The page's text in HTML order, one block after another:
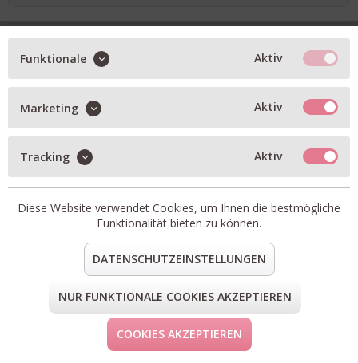
BESCHREIBUNG
Spitzen-Longsleeve in bramble berry
Rundhalsausschnitt
tight-fit
gibt es auch in dunkelbraun
Artikel-Nr.:
0094192-3912.3
Material:
95% Polyamid, 5% Elasthan
pin it mail
FORM & GRÖSSE
LIEFERUNG & KOSTENLOSE RETOURE
Funktionale Aktiv
Marketing Aktiv
Tracking Aktiv
Diese Website verwendet Cookies, um Ihnen die bestmögliche
Funktionalität bieten zu können.
DATENSCHUTZEINSTELLUNGEN
NUR FUNKTIONALE COOKIES AKZEPTIEREN
COOKIES AKZEPTIEREN